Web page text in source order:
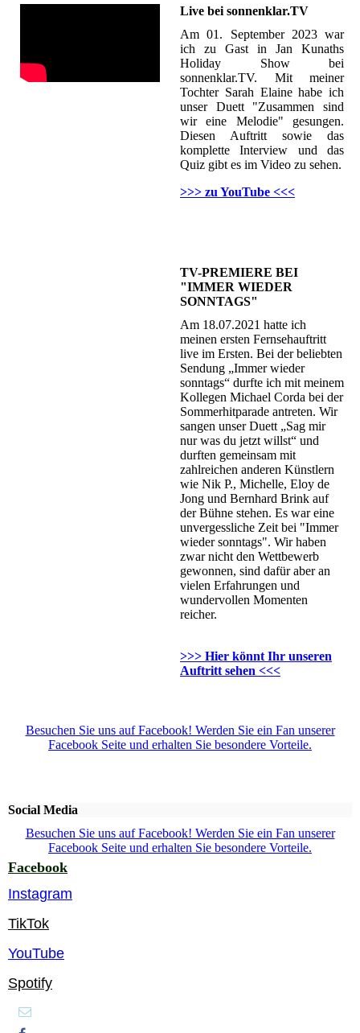
Live bei sonnenklar.TV
Am 01. September 2023 war
ich zu Gast in Jan Kunaths
Holiday Show bei
sonnenklar.TV. Mit meiner
Tochter Sarah Elaine habe ich
unser Duett "Zusammen sind
wir eine Melodie" gesungen.
Diesen Auftritt sowie das
komplette Interview und das
Quiz gibt es im Video zu sehen.
>>> zu YouTube <<<
TV-PREMIERE BEI
"IMMER WIEDER
SONNTAGS"
Am 18.07.2021 hatte ich
meinen ersten Fernsehauftritt
live im Ersten. Bei der beliebten
Sendung „Immer wieder
sonntags“ durfte ich mit meinem
Kollegen Michael Corda bei der
Sommerhitparade antreten. Wir
sangen unser Duett „Sag mir
nur was du jetzt willst“ und
durften gemeinsam mit
zahlreichen anderen Künstlern
wie Nik P., Michelle, Eloy de
Jong und Bernhard Brink auf
der Bühne stehen. Es war eine
unvergessliche Zeit bei "Immer
wieder sonntags". Wir haben
zwar nicht den Wettbewerb
gewonnen, sind dafür aber an
vielen Erfahrungen und
wundervollen Momenten
reicher.
>>> Hier könnt Ihr unseren
Auftritt sehen <<<
Besuchen Sie uns auf Facebook! Werden Sie ein Fan unserer
Facebook Seite und erhalten Sie besondere Vorteile.
Social Media
Besuchen Sie uns auf Facebook! Werden Sie ein Fan unserer
Facebook Seite und erhalten Sie besondere Vorteile.
Facebook
Instagram
TikTok
YouTube
Spotify